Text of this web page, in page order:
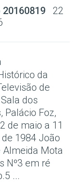
22
da
de
dos
Palácio Foz,
de maio a 11
1984 João
Almeida Mota
Nº3 em ré
...